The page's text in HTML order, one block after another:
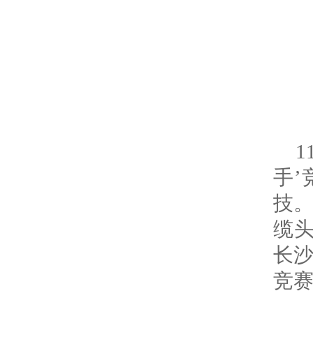
手’
技
缆
长
竞